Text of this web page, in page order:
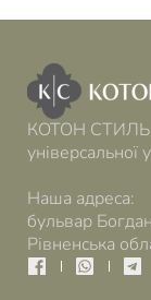
КОТОН СТИЛЬ
універсальної
Наша адреса:
бульвар
Рівненська